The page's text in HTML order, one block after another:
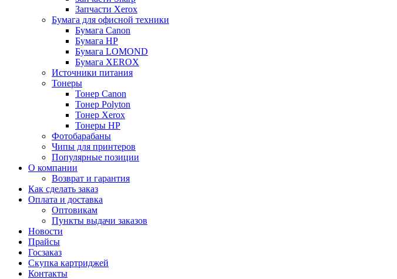
Запчасти Xerox
Бумага для офисной техники
Бумага Canon
Бумага HP
Бумага LOMOND
Бумага XEROX
Источники питания
Тонеры
Тонер Canon
Тонер Polyton
Тонер Xerox
Тонеры HP
Фотобарабаны
Чипы для принтеров
Популярные позиции
О компании
Возврат и гарантия
Как сделать заказ
Оплата и доставка
Оптовикам
Пункты выдачи заказов
Новости
Прайсы
Госзаказ
Скупка картриджей
Контакты